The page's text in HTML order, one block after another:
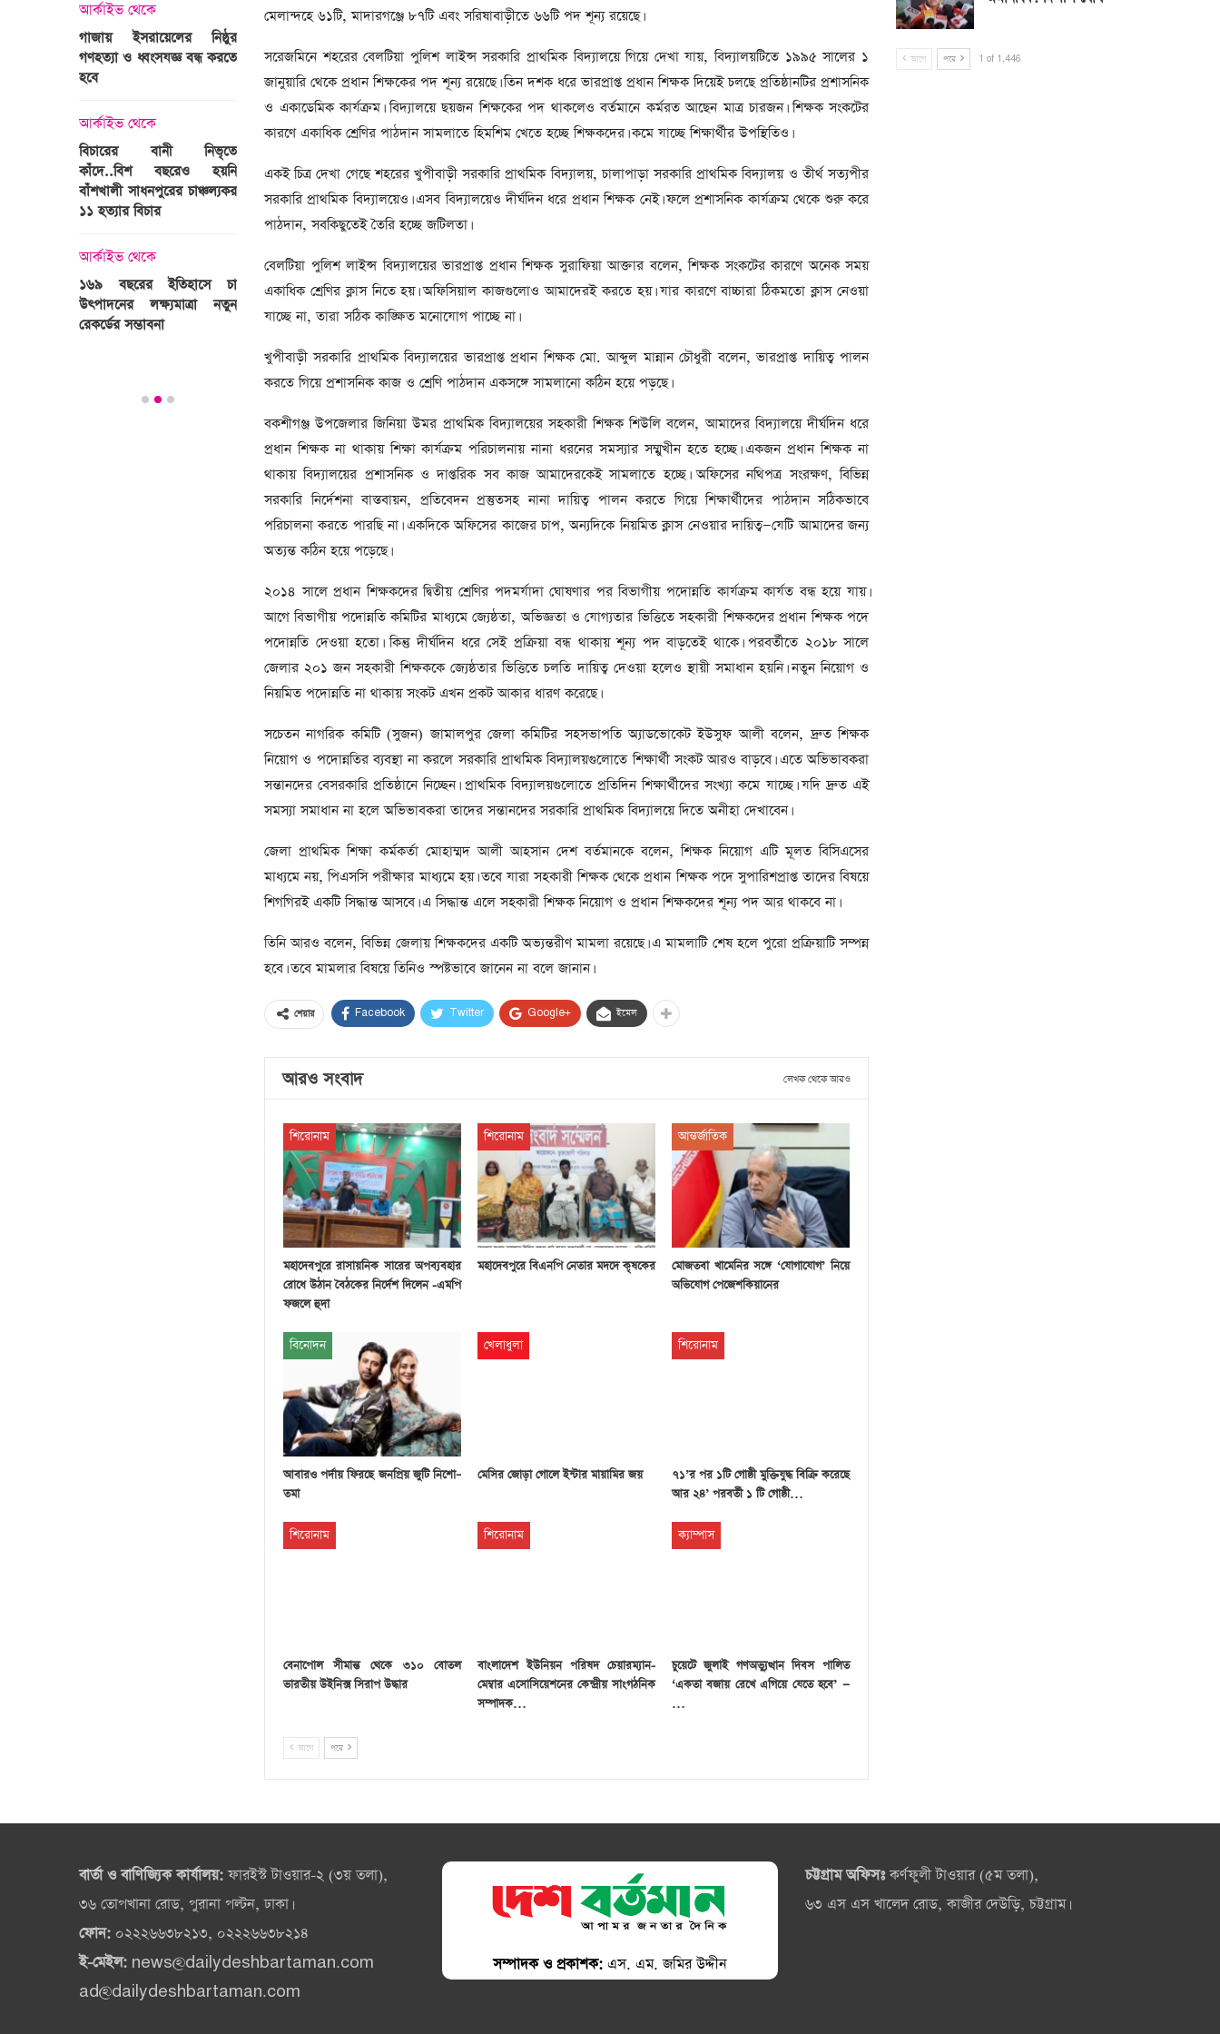
মেলান্দহে ৬১টি, মাদারগঞ্জে ৮৭টি এবং সরিষাবাড়ীতে ৬৬টি পদ শূন্য রয়েছে।
সরেজমিনে শহরের বেলটিয়া পুলিশ লাইন্স সরকারি প্রাথমিক বিদ্যালয়ে গিয়ে দেখা যায়, বিদ্যালয়টিতে ১৯৯৫ সালের ১
জানুয়ারি থেকে প্রধান শিক্ষকের পদ শূন্য রয়েছে। তিন দশক ধরে ভারপ্রাপ্ত প্রধান শিক্ষক দিয়েই চলছে প্রতিষ্ঠানটির প্রশাসনিক
ও একাডেমিক কার্যক্রম। বিদ্যালয়ে ছয়জন শিক্ষকের পদ থাকলেও বর্তমানে কর্মরত আছেন মাত্র চারজন। শিক্ষক সংকটের
কারণে একাধিক শ্রেণির পাঠদান সামলাতে হিমশিম খেতে হচ্ছে শিক্ষকদের। কমে যাচ্ছে শিক্ষার্থীর উপস্থিতিও।
একই চিত্র দেখা গেছে শহরের খুপীবাড়ী সরকারি প্রাথমিক বিদ্যালয়, চালাপাড়া সরকারি প্রাথমিক বিদ্যালয় ও তীর্থ সত্যপীর
সরকারি প্রাথমিক বিদ্যালয়েও। এসব বিদ্যালয়েও দীর্ঘদিন ধরে প্রধান শিক্ষক নেই। ফলে প্রশাসনিক কার্যক্রম থেকে শুরু করে
পাঠদান, সবকিছুতেই তৈরি হচ্ছে জটিলতা।
বেলটিয়া পুলিশ লাইন্স বিদ্যালয়ের ভারপ্রাপ্ত প্রধান শিক্ষক সুরাফিয়া আক্তার বলেন, শিক্ষক সংকটের কারণে অনেক সময়
একাধিক শ্রেণির ক্লাস নিতে হয়। অফিসিয়াল কাজগুলোও আমাদেরই করতে হয়। যার কারণে বাচ্চারা ঠিকমতো ক্লাস নেওয়া
যাচ্ছে না, তারা সঠিক কাঙ্ক্ষিত মনোযোগ পাচ্ছে না।
খুপীবাড়ী সরকারি প্রাথমিক বিদ্যালয়ের ভারপ্রাপ্ত প্রধান শিক্ষক মো. আব্দুল মান্নান চৌধুরী বলেন, ভারপ্রাপ্ত দায়িত্ব পালন
করতে গিয়ে প্রশাসনিক কাজ ও শ্রেণি পাঠদান একসঙ্গে সামলানো কঠিন হয়ে পড়ছে।
বকশীগঞ্জ উপজেলার জিনিয়া উমর প্রাথমিক বিদ্যালয়ের সহকারী শিক্ষক শিউলি বলেন, আমাদের বিদ্যালয়ে দীর্ঘদিন ধরে
প্রধান শিক্ষক না থাকায় শিক্ষা কার্যক্রম পরিচালনায় নানা ধরনের সমস্যার সম্মুখীন হতে হচ্ছে। একজন প্রধান শিক্ষক না
থাকায় বিদ্যালয়ের প্রশাসনিক ও দাপ্তরিক সব কাজ আমাদেরকেই সামলাতে হচ্ছে। অফিসের নথিপত্র সংরক্ষণ, বিভিন্ন
সরকারি নির্দেশনা বাস্তবায়ন, প্রতিবেদন প্রস্তুতসহ নানা দায়িত্ব পালন করতে গিয়ে শিক্ষার্থীদের পাঠদান সঠিকভাবে
পরিচালনা করতে পারছি না। একদিকে অফিসের কাজের চাপ, অন্যদিকে নিয়মিত ক্লাস নেওয়ার দায়িত্ব—যেটি আমাদের জন্য
অত্যন্ত কঠিন হয়ে পড়েছে।
২০১৪ সালে প্রধান শিক্ষকদের দ্বিতীয় শ্রেণির পদমর্যাদা ঘোষণার পর বিভাগীয় পদোন্নতি কার্যক্রম কার্যত বন্ধ হয়ে যায়।
আগে বিভাগীয় পদোন্নতি কমিটির মাধ্যমে জ্যেষ্ঠতা, অভিজ্ঞতা ও যোগ্যতার ভিত্তিতে সহকারী শিক্ষকদের প্রধান শিক্ষক পদে
পদোন্নতি দেওয়া হতো। কিন্তু দীর্ঘদিন ধরে সেই প্রক্রিয়া বন্ধ থাকায় শূন্য পদ বাড়তেই থাকে। পরবর্তীতে ২০১৮ সালে
জেলার ২০১ জন সহকারী শিক্ষককে জ্যেষ্ঠতার ভিত্তিতে চলতি দায়িত্ব দেওয়া হলেও স্থায়ী সমাধান হয়নি। নতুন নিয়োগ ও
নিয়মিত পদোন্নতি না থাকায় সংকট এখন প্রকট আকার ধারণ করেছে।
সচেতন নাগরিক কমিটি (সুজন) জামালপুর জেলা কমিটির সহসভাপতি অ্যাডভোকেট ইউসুফ আলী বলেন, দ্রুত শিক্ষক
নিয়োগ ও পদোন্নতির ব্যবস্থা না করলে সরকারি প্রাথমিক বিদ্যালয়গুলোতে শিক্ষার্থী সংকট আরও বাড়বে। এতে অভিভাবকরা
সন্তানদের বেসরকারি প্রতিষ্ঠানে নিচ্ছেন। প্রাথমিক বিদ্যালয়গুলোতে প্রতিদিন শিক্ষার্থীদের সংখ্যা কমে যাচ্ছে। যদি দ্রুত এই
সমস্যা সমাধান না হলে অভিভাবকরা তাদের সন্তানদের সরকারি প্রাথমিক বিদ্যালয়ে দিতে অনীহা দেখাবেন।
জেলা প্রাথমিক শিক্ষা কর্মকর্তা মোহাম্মদ আলী আহসান দেশ বর্তমানকে বলেন, শিক্ষক নিয়োগ এটি মূলত বিসিএসের
মাধ্যমে নয়, পিএসসি পরীক্ষার মাধ্যমে হয়। তবে যারা সহকারী শিক্ষক থেকে প্রধান শিক্ষক পদে সুপারিশপ্রাপ্ত তাদের বিষয়ে
শিগগিরই একটি সিদ্ধান্ত আসবে। এ সিদ্ধান্ত এলে সহকারী শিক্ষক নিয়োগ ও প্রধান শিক্ষকদের শূন্য পদ আর থাকবে না।
তিনি আরও বলেন, বিভিন্ন জেলায় শিক্ষকদের একটি অভ্যন্তরীণ মামলা রয়েছে। এ মামলাটি শেষ হলে পুরো প্রক্রিয়াটি সম্পন্ন
হবে। তবে মামলার বিষয়ে তিনিও স্পষ্টভাবে জানেন না বলে জানান।
শেয়ার Facebook Twitter Google+ ইমেল
আরও সংবাদ লেখক থেকে আরও
শিরোনাম
মহাদেবপুরে রাসায়নিক সারের অপব্যবহার
রোধে উঠান বৈঠকের নির্দেশ দিলেন -এমপি
ফজলে হুদা
শিরোনাম
মহাদেবপুরে বিএনপি নেতার মদদে কৃষকের
আন্তর্জাতিক
মোজতবা খামেনির সঙ্গে ‘যোগাযোগ’ নিয়ে
অভিযোগ পেজেশকিয়ানের
বিনোদন
আবারও পর্দায় ফিরছে জনপ্রিয় জুটি নিশো–
তমা
খেলাধুলা
মেসির জোড়া গোলে ইন্টার মায়ামির জয়
শিরোনাম
৭১’র পর ১টি গোষ্ঠী মুক্তিযুদ্ধ বিক্রি করেছে
আর ২৪’ পরবর্তী ১ টি গোষ্ঠী…
শিরোনাম
বেনাপোল সীমান্ত থেকে ৩১০ বোতল
ভারতীয় উইনিক্স সিরাপ উদ্ধার
শিরোনাম
বাংলাদেশ ইউনিয়ন পরিষদ চেয়ারম্যান-
মেম্বার এসোসিয়েশনের কেন্দ্রীয় সাংগঠনিক
সম্পাদক…
ক্যাম্পাস
চুয়েটে জুলাই গণঅভ্যুত্থান দিবস পালিত
‘একতা বজায় রেখে এগিয়ে যেতে হবে’ —
…
আগে পরে
আগে পরে 1 of 1,446
আর্কাইভ থেকে
গাজায় ইসরায়েলের নিষ্ঠুর
গণহত্যা ও ধ্বংসযজ্ঞ বন্ধ করতে
হবে
আর্কাইভ থেকে
বিচারের বানী নিভৃতে
কাঁদে..বিশ বছরেও হয়নি
বাঁশখালী সাধনপুরের চাঞ্চল্যকর
১১ হত্যার বিচার
আর্কাইভ থেকে
১৬৯ বছরের ইতিহাসে চা
উৎপাদনের লক্ষ্যমাত্রা নতুন
রেকর্ডের সম্ভাবনা
ভারতজুড়ে চলছে ‘মুজিব:একটি
জাতির রূপকার ’সিনেমার
আর্কাইভ থেকে
স্বামীকে বেঁধে স্ত্রীকে গণধর্ষণ, ২
ধর্ষককে পুলিশে দিল মা-বাবা
আর্কাইভ থেকে
প্রস্তুত গাবতলীর হাট
জিয়ার মৃত্যুতে ৩ দিনের রাষ্ট্রীয়
আর্কাইভ থেকে
দেশনেত্রী বেগম খালেদা জিয়া
আর নেই
আর্কাইভ থেকে
ঐতিহাসিক পাগলা
মসজিদ:দানবাক্সে মিলল রেকর্ড
আর্কাইভ থেকে
৫ বছর পর পর নির্বাচনি
খাত
বার্তা ও বাণিজ্যিক কার্যালয়:ফারইস্ট টাওয়ার-২ (৩য় তলা),
৩৬ তোপখানা রোড, পুরানা পল্টন, ঢাকা।
ফোন: ০২২২৬৬৩৮২১৩, ০২২২৬৬৩৮২১৪
ই-মেইল: news@dailydeshbartaman.com
ad@dailydeshbartaman.com
সম্পাদক ও প্রকাশক: এস. এম. জমির উদ্দীন
চট্টগ্রাম অফিসঃকর্ণফুলী টাওয়ার (৫ম তলা),
৬৩ এস এস খালেদ রোড, কাজীর দেউড়ি, চট্টগ্রাম।